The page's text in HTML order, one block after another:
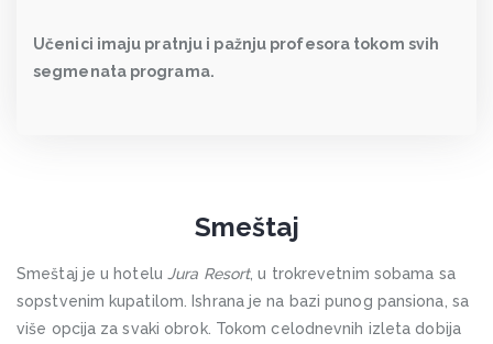
Učenici imaju pratnju i pažnju profesora tokom svih
segmenata programa.
Smeštaj
Smeštaj je u hotelu Jura Resort, u trokrevetnim sobama sa
sopstvenim kupatilom. Ishrana je na bazi punog pansiona, sa
više opcija za svaki obrok. Tokom celodnevnih izleta dobija